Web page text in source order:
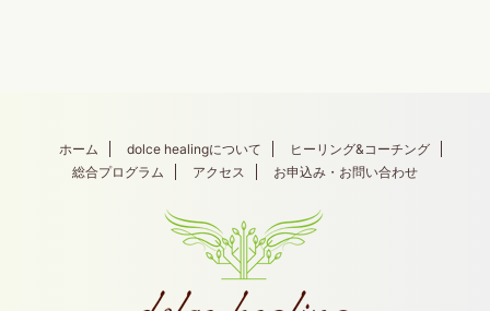
ホーム dolce healingについて
ヒーリング&コーチング
総合プログラム
アクセス お申込み・お問い合わせ